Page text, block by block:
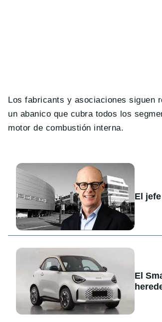
Los fabricants y asociaciones siguen
un abanico que cubra todos los
motor de combustión interna.
El
El